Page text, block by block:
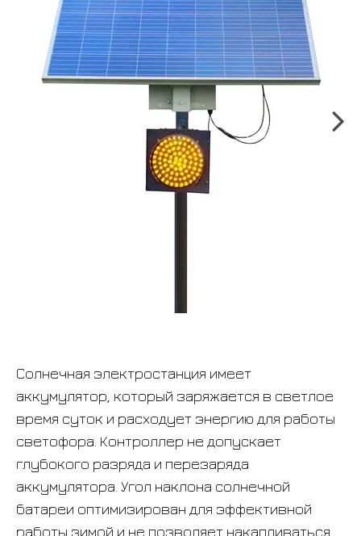
Солнечная электростанция имеет
аккумулятор, который заряжается в светлое
время суток и расходует энергию для работы
светофора. Контроллер не допускает
глубокого разряда и перезаряда
аккумулятора. Угол наклона солнечной
батареи оптимизирован для эффективной
работы зимой и не позволяет накапливаться